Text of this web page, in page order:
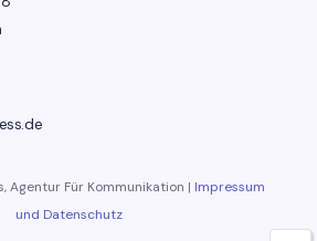
Agentur Für Kommunikation | Impressum
und Datenschutz